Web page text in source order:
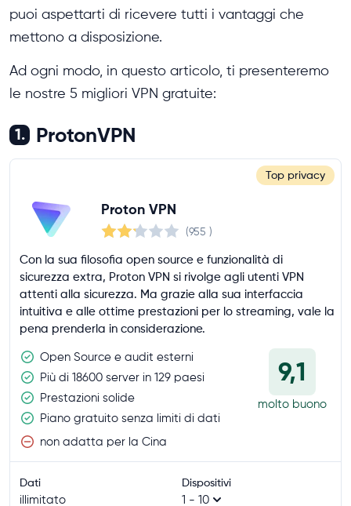
puoi aspettarti di ricevere tutti i vantaggi che
mettono a disposizione.
Ad ogni modo, in questo articolo, ti presenteremo
le nostre 5 migliori VPN gratuite:
1. ProtonVPN
Top privacy
Proton VPN
(955 )
Con la sua filosofia open source e funzionalità di
sicurezza extra, Proton VPN si rivolge agli utenti VPN
attenti alla sicurezza. Ma grazie alla sua interfaccia
intuitiva e alle ottime prestazioni per lo streaming, vale la
pena prenderla in considerazione.
Open Source e audit esterni
Più di 18600 server in 129 paesi
Prestazioni solide
Piano gratuito senza limiti di dati
non adatta per la Cina
9,1
molto buono
Dati
illimitato
Dispositivi
1 - 10